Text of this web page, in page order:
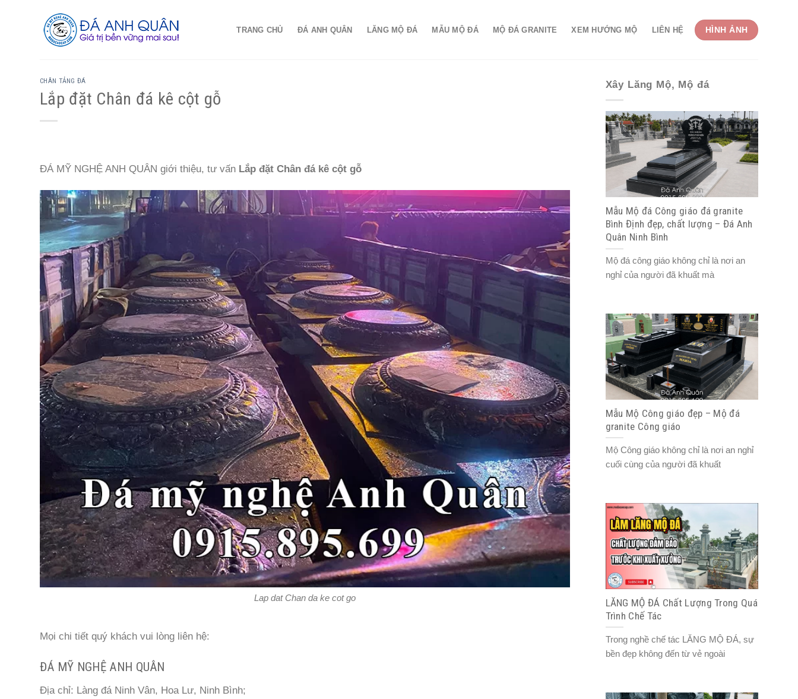
TRANG CHỦ ĐÁ ANH QUÂN LĂNG MỘ ĐÁ MẪU MỘ ĐÁ MỘ ĐÁ GRANITE XEM HƯỚNG MỘ LIÊN HỆ HÌNH ẢNH
CHÂN TẢNG ĐÁ
Lắp đặt Chân đá kê cột gỗ
ĐÁ MỸ NGHỆ ANH QUÂN giới thiệu, tư vấn Lắp đặt Chân đá kê cột gỗ
Lap dat Chan da ke cot go
Mọi chi tiết quý khách vui lòng liên hệ:
ĐÁ MỸ NGHỆ ANH QUÂN
Địa chỉ: Làng đá Ninh Vân, Hoa Lư, Ninh Bình;
Xây Lăng Mộ, Mộ đá
Mẫu Mộ đá Công giáo đá granite
Bình Định đẹp, chất lượng – Đá Anh
Quân Ninh Bình
Mộ đá công giáo không chỉ là nơi an
nghỉ của người đã khuất mà
Mẫu Mộ Công giáo đẹp – Mộ đá
granite Công giáo
Mộ Công giáo không chỉ là nơi an nghỉ
cuối cùng của người đã khuất
LĂNG MỘ ĐÁ Chất Lượng Trong Quá
Trình Chế Tác
Trong nghề chế tác LĂNG MỘ ĐÁ, sự
bền đẹp không đến từ vẻ ngoài